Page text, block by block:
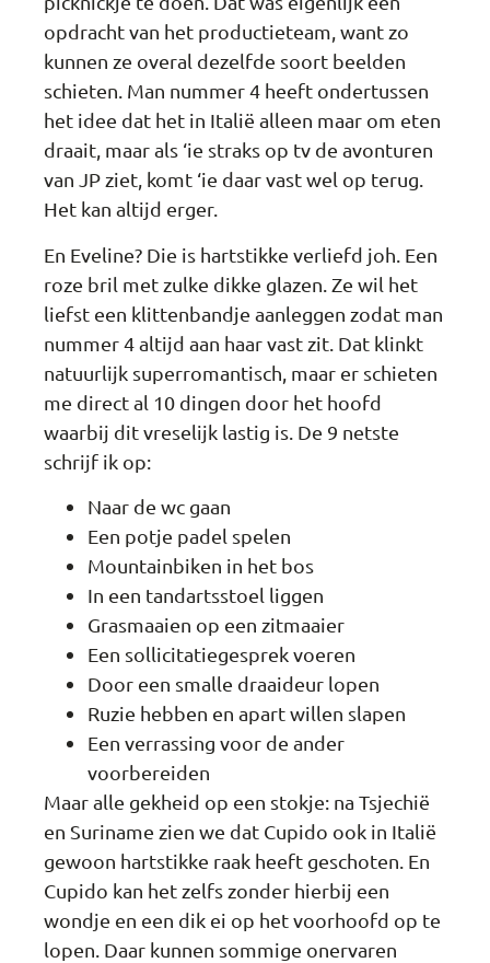
opdracht van het productieteam, want zo
kunnen ze overal dezelfde soort beelden
schieten. Man nummer 4 heeft ondertussen
het idee dat het in Italië alleen maar om eten
draait, maar als ‘ie straks op tv de avonturen
van JP ziet, komt ‘ie daar vast wel op terug.
Het kan altijd erger.
En Eveline? Die is hartstikke verliefd joh. Een
roze bril met zulke dikke glazen. Ze wil het
liefst een klittenbandje aanleggen zodat man
nummer 4 altijd aan haar vast zit. Dat klinkt
natuurlijk superromantisch, maar er schieten
me direct al 10 dingen door het hoofd
waarbij dit vreselijk lastig is. De 9 netste
schrijf ik op:
Naar de wc gaan
Een potje padel spelen
Mountainbiken in het bos
In een tandartsstoel liggen
Grasmaaien op een zitmaaier
Een sollicitatiegesprek voeren
Door een smalle draaideur lopen
Ruzie hebben en apart willen slapen
Een verrassing voor de ander
voorbereiden
Maar alle gekheid op een stokje: na Tsjechië
en Suriname zien we dat Cupido ook in Italië
gewoon hartstikke raak heeft geschoten. En
Cupido kan het zelfs zonder hierbij een
wondje en een dik ei op het voorhoofd op te
lopen. Daar kunnen sommige onervaren